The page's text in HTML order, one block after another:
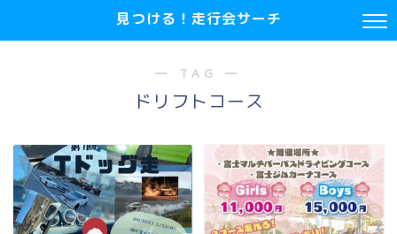
見つける！走行会サーチ
― TAG ―
ドリフトコース